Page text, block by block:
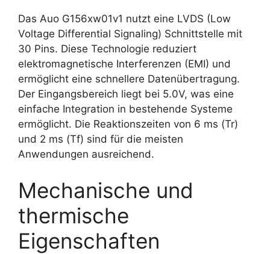
Das Auo G156xw01v1 nutzt eine LVDS (Low
Voltage Differential Signaling) Schnittstelle mit
30 Pins. Diese Technologie reduziert
elektromagnetische Interferenzen (EMI) und
ermöglicht eine schnellere Datenübertragung.
Der Eingangsbereich liegt bei 5.0V, was eine
einfache Integration in bestehende Systeme
ermöglicht. Die Reaktionszeiten von 6 ms (Tr)
und 2 ms (Tf) sind für die meisten
Anwendungen ausreichend.
Mechanische und
thermische
Eigenschaften